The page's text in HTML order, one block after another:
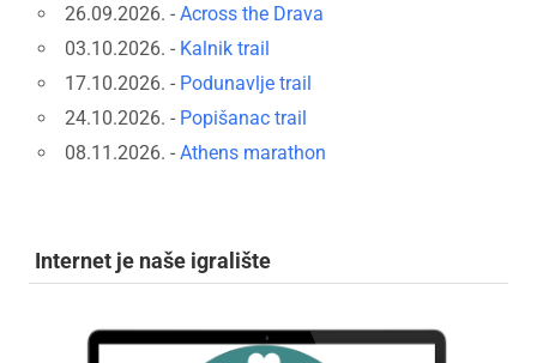
26.09.2026. - Across the Drava
03.10.2026. - Kalnik trail
17.10.2026. - Podunavlje trail
24.10.2026. - Popišanac trail
08.11.2026. - Athens marathon
Internet je naše igralište